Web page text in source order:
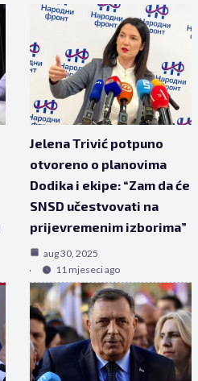
Jelena Trivić potpuno
otvoreno o planovima
Dodika i ekipe: “Zam da će
SNSD učestvovati na
prijevremenim izborima”
aug 30, 2025
11 mjeseci ago